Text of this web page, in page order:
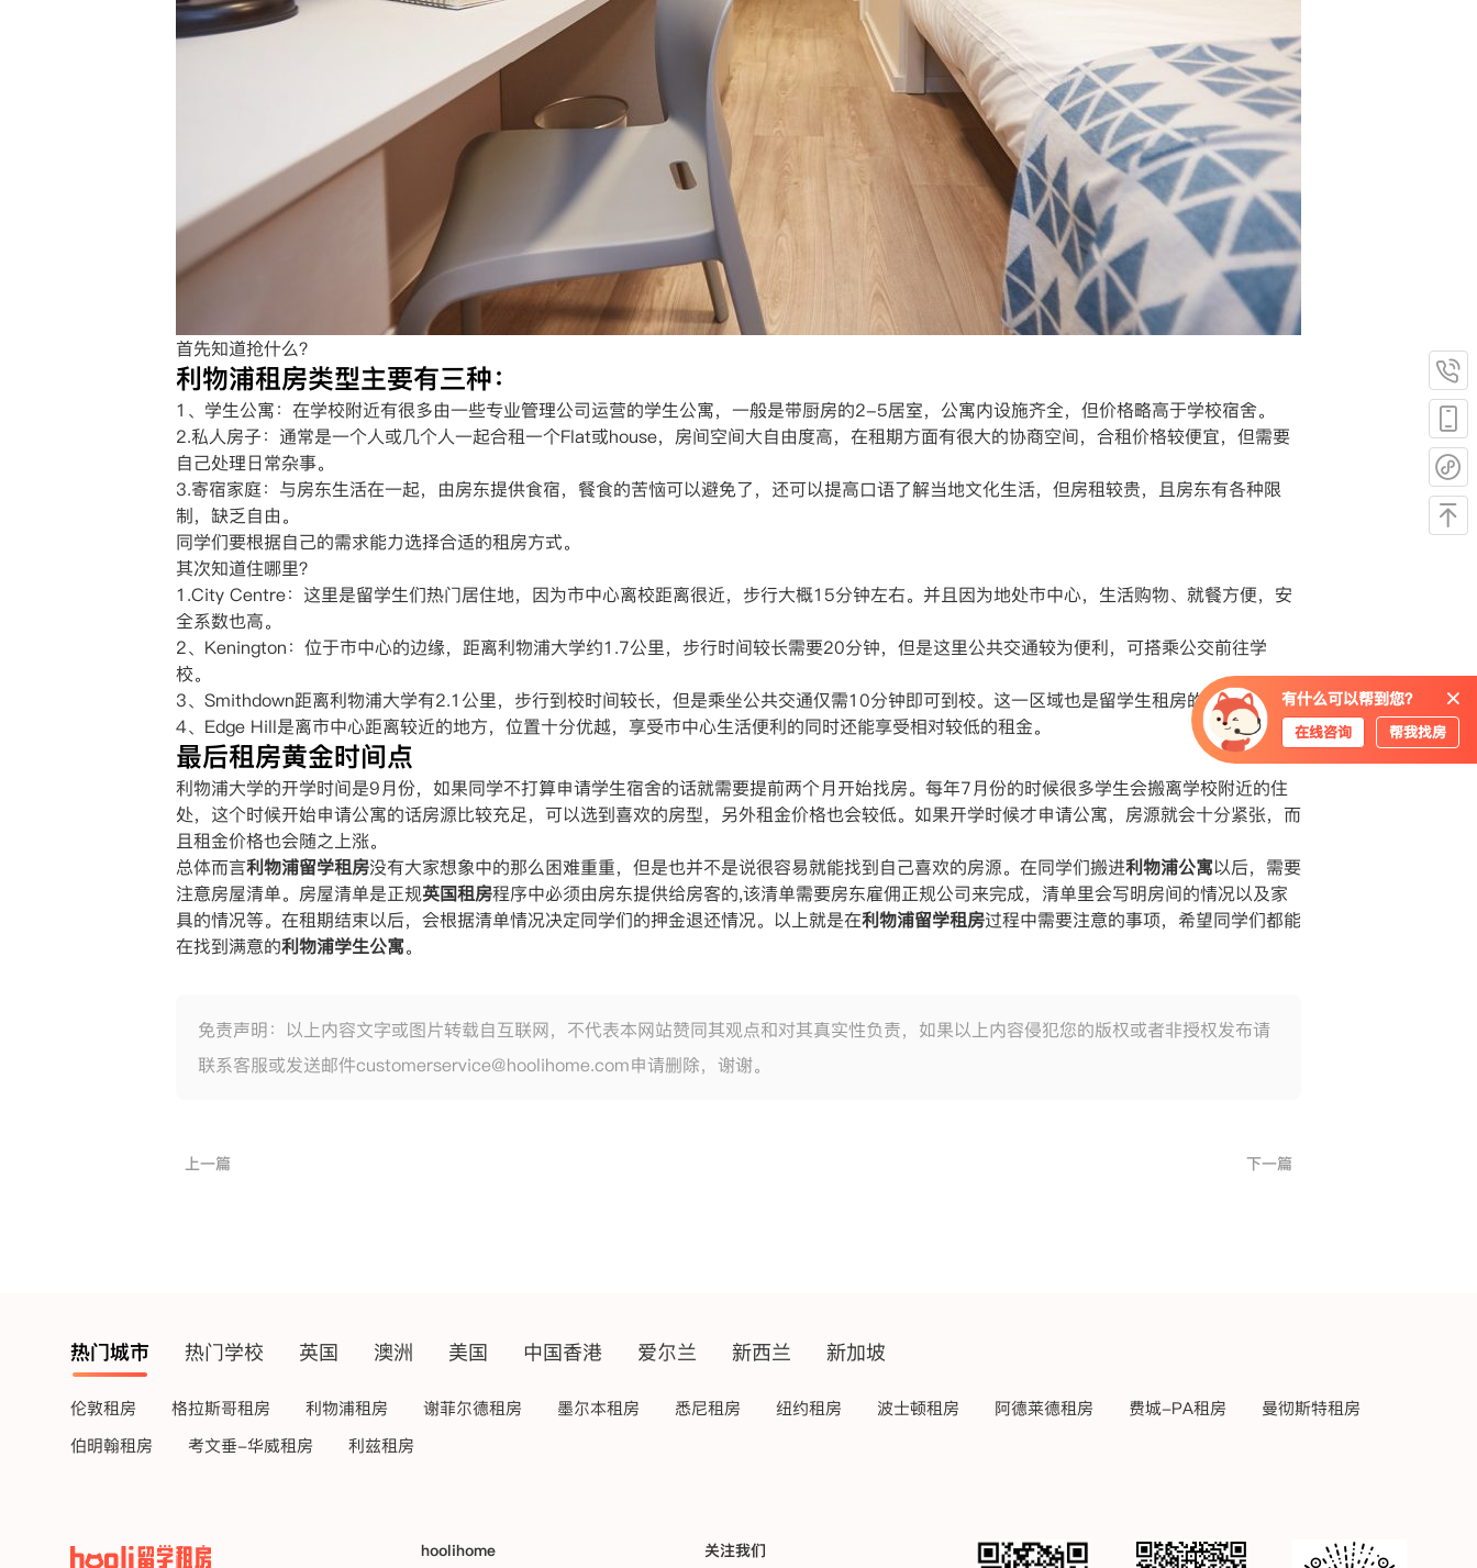
首先知道抢什么？
利物浦租房类型主要有三种：
1、学生公寓：在学校附近有很多由一些专业管理公司运营的学生公寓，一般是带厨房的2-5居室，公寓内设施齐全，但价格略高于学校宿舍。
2.私人房子：通常是一个人或几个人一起合租一个Flat或house，房间空间大自由度高，在租期方面有很大的协商空间，合租价格较便宜，但需要
自己处理日常杂事。
3.寄宿家庭：与房东生活在一起，由房东提供食宿，餐食的苦恼可以避免了，还可以提高口语了解当地文化生活，但房租较贵，且房东有各种限
制，缺乏自由。
同学们要根据自己的需求能力选择合适的租房方式。
其次知道住哪里？
1.City Centre：这里是留学生们热门居住地，因为市中心离校距离很近，步行大概15分钟左右。并且因为地处市中心，生活购物、就餐方便，安
全系数也高。
2、Kenington：位于市中心的边缘，距离利物浦大学约1.7公里，步行时间较长需要20分钟，但是这里公共交通较为便利，可搭乘公交前往学
校。
3、Smithdown距离利物浦大学有2.1公里，步行到校时间较长，但是乘坐公共交通仅需10分钟即可到校。这一区域也是留学生租房的高密度区。
4、Edge Hill是离市中心距离较近的地方，位置十分优越，享受市中心生活便利的同时还能享受相对较低的租金。
最后租房黄金时间点
利物浦大学的开学时间是9月份，如果同学不打算申请学生宿舍的话就需要提前两个月开始找房。每年7月份的时候很多学生会搬离学校附近的住
处，这个时候开始申请公寓的话房源比较充足，可以选到喜欢的房型，另外租金价格也会较低。如果开学时候才申请公寓，房源就会十分紧张，而
且租金价格也会随之上涨。
总体而言利物浦留学租房没有大家想象中的那么困难重重，但是也并不是说很容易就能找到自己喜欢的房源。在同学们搬进利物浦公寓以后，需要
注意房屋清单。房屋清单是正规英国租房程序中必须由房东提供给房客的,该清单需要房东雇佣正规公司来完成，清单里会写明房间的情况以及家
具的情况等。在租期结束以后，会根据清单情况决定同学们的押金退还情况。以上就是在利物浦留学租房过程中需要注意的事项，希望同学们都能
在找到满意的利物浦学生公寓。
免责声明：以上内容文字或图片转载自互联网，不代表本网站赞同其观点和对其真实性负责，如果以上内容侵犯您的版权或者非授权发布请
联系客服或发送邮件customerservice@hoolihome.com申请删除，谢谢。
上一篇 下一篇
热门城市 热门学校 英国 澳洲 美国 中国香港 爱尔兰 新西兰 新加坡
伦敦租房 格拉斯哥租房 利物浦租房 谢菲尔德租房 墨尔本租房 悉尼租房 纽约租房 波士顿租房 阿德莱德租房 费城-PA租房
曼彻斯特租房
伯明翰租房
考文垂-华威租房 利兹租房
hoolihome 关注我们
有什么可以帮到您？
在线咨询 帮我找房